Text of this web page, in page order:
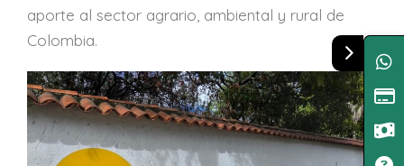
aporte al sector agrario, ambiental y rural de
Colombia.